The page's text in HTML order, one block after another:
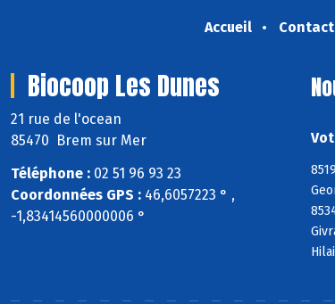
Accueil Contact
Biocoop Les Dunes
21 rue de l'ocean
85470 Brem sur Mer
Téléphone : 02 51 96 93 23
Coordonnées GPS : 46,6057223 ° ,
-1,83414560000006 °